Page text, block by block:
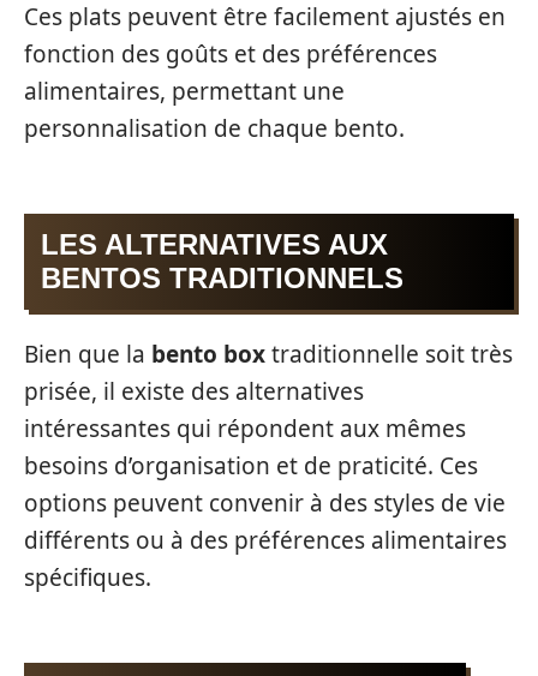
Ces plats peuvent être facilement ajustés en
fonction des goûts et des préférences
alimentaires, permettant une
personnalisation de chaque bento.
LES ALTERNATIVES AUX
BENTOS TRADITIONNELS
Bien que la bento boxtraditionnelle soit très
prisée, il existe des alternatives
intéressantes qui répondent aux mêmes
besoins d’organisation et de praticité. Ces
options peuvent convenir à des styles de vie
différents ou à des préférences alimentaires
spécifiques.